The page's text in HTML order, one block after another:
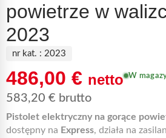
powietrze w
2023
nr kat. : 2023
486,00 € netto
583,20 € brutto
W
Pistolet elektryczny na gorące
dostępny na Express, działa na